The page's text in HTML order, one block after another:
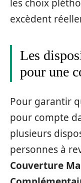
les choix
excèdent
Les
pour une
Pour garantir
pour compte
plusieurs
personnes à
Couverture